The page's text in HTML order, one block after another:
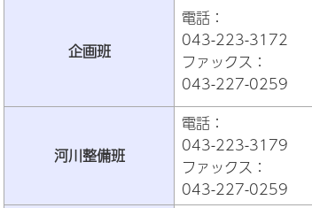
企画班
電話：
043-223-3172
ファックス：
043-227-0259
河川整備班
電話：
043-223-3179
ファックス：
043-227-0259